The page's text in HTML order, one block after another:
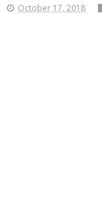
October 17, 2018